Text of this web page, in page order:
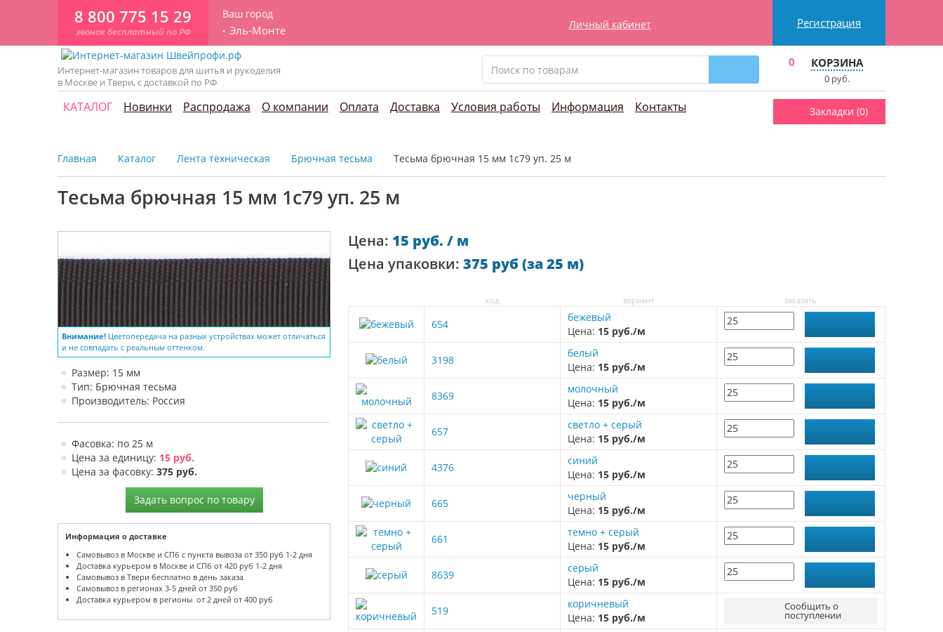
8 800 775 15 29
звонок бесплатный по РФ
Ваш город
Эль-Монте Личный кабинет Регистрация
Интернет-магазин товаров для шитья и рукоделия
в Москве и Твери, с доставкой по РФ
0 КОРЗИНА
0руб.
Закладки (0)
КАТАЛОГ Новинки Распродажа О компании Оплата Доставка Условия работы Информация Контакты
Главная Каталог Лента техническая Брючная тесьма Тесьма брючная 15 мм 1с79 уп. 25 м
Тесьма брючная 15 мм 1с79 уп. 25 м
Внимание! Цветопередача на разных устройствах может отличаться
и не совпадать с реальным оттенком.
Размер: 15 мм
Тип: Брючная тесьма
Производитель: Россия
Фасовка: по 25 м
Цена за единицу: 15 руб.
Цена за фасовку: 375 руб.
Задать вопрос по товару
Информация о доставке
Самовывоз в Москве и СПб с пункта вывоза от 350 руб 1-2 дня
Доставка курьером в Москве и СПб от 420 руб 1-2 дня
Самовывоз в Твери бесплатно в день заказа
Самовывоз в регионах 3-5 дней от 350 руб
Доставка курьером в регионы от 2 дней от 400 руб
Цена: 15 руб. / м
Цена упаковки:375 руб (за 25 м)
код вариант заказать
654
бежевый
Цена: 15 руб./м
3198
белый
Цена: 15 руб./м
8369
молочный
Цена: 15 руб./м
657
светло + серый
Цена: 15 руб./м
4376
синий
Цена: 15 руб./м
665
черный
Цена: 15 руб./м
661
темно + серый
Цена: 15 руб./м
8639
серый
Цена: 15 руб./м
519
коричневый
Цена: 15 руб./м
Сообщить о
поступлении